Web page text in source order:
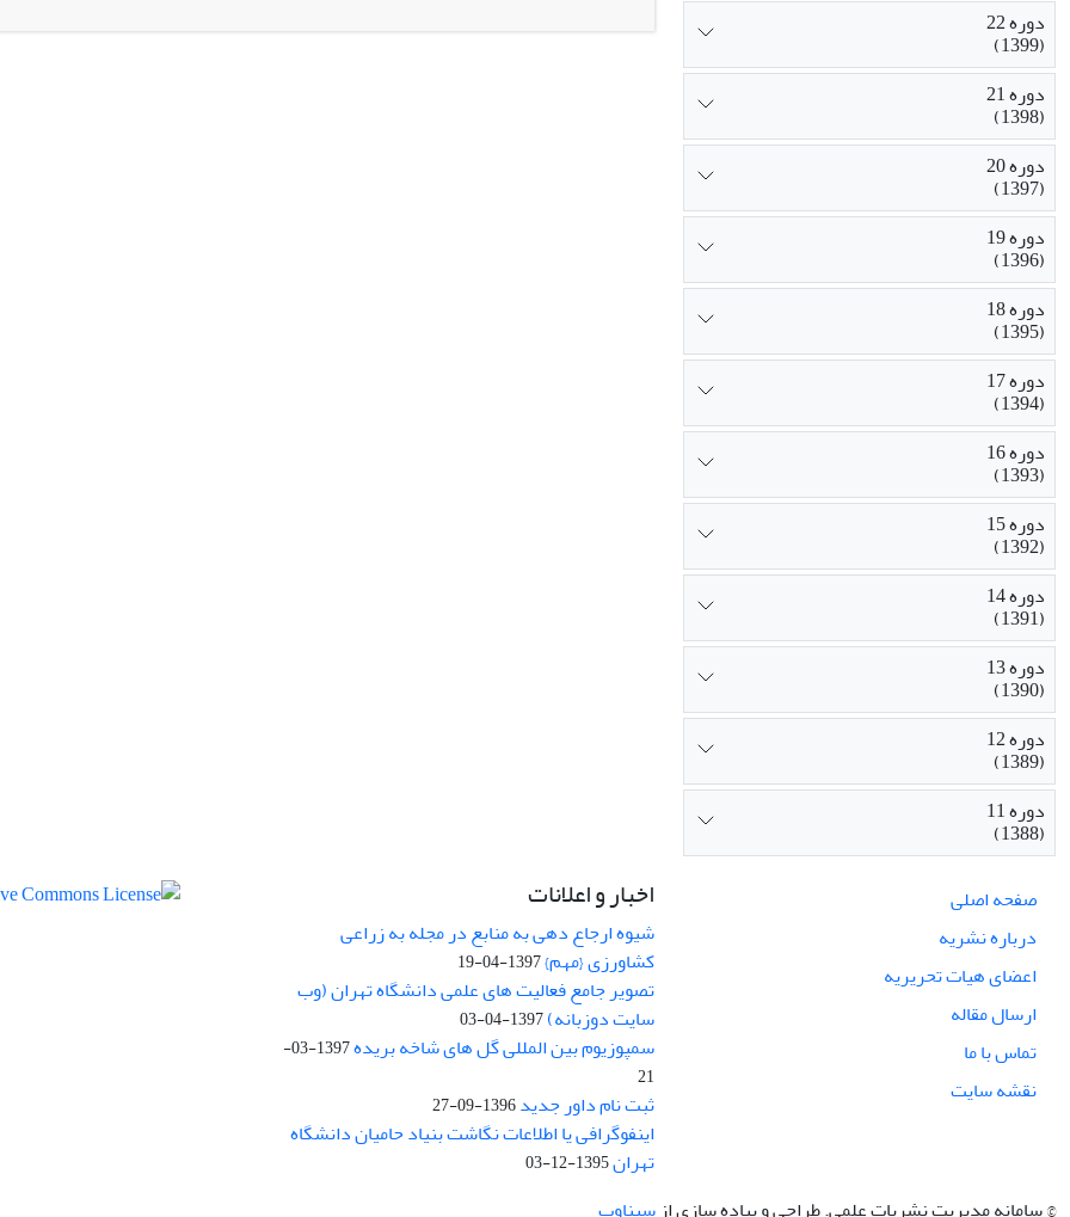
بر محتوی نسبی آب برگ، پایداری غشا و شاخص سطح برگ داشت. مصرف عنصر بور سبب
دوره 22
(1399)
دوره 21
(1398)
دوره 20
(1397)
دوره 19
(1396)
دوره 18
(1395)
دوره 17
(1394)
دوره 16
(1393)
دوره 15
(1392)
دوره 14
(1391)
دوره 13
(1390)
دوره 12
(1389)
دوره 11
(1388)
صفحه اصلی
درباره نشریه
اعضای هیات تحریریه
ارسال مقاله
تماس با ما
نقشه سایت
اخبار و اعلانات
شیوه ارجاع دهی به منابع در مجله به زراعی
کشاورزی {مهم}1397-04-19
تصویر جامع فعالیت های علمی دانشگاه تهران (وب
سایت دوزبانه)1397-04-03
سمپوزیوم بین المللی گل های شاخه بریده
1397-03-
21
ثبت نام داور جدید1396-09-27
اینفوگرافی یا اطلاعات نگاشت بنیاد حامیان دانشگاه
تهران1395-12-03
© سامانه مدیریت نشریات علمی.طراحی و پیاده سازی از سیناوب